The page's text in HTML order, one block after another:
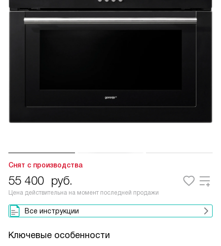
Снят с производства
55 400 руб.
Цена действительна на момент последней продажи
Все инструкции
Ключевые особенности